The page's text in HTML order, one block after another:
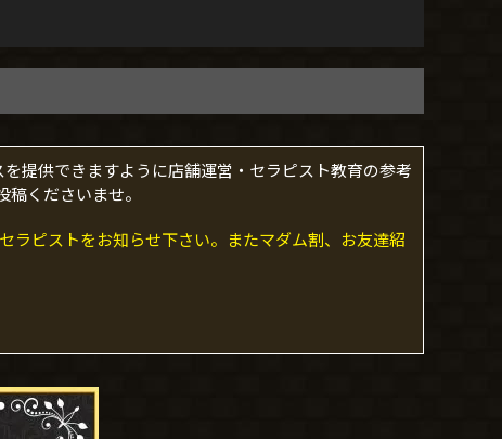
提供できますように店舗運営・セラピスト教育の参考
稿くださいませ。
ピストをお知らせ下さい。またマダム割、お友達紹